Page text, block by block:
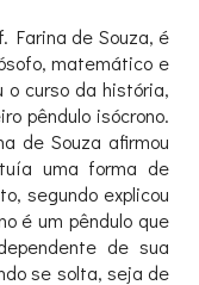
Farina de Souza, é
matemático e
curso da história,
pêndulo isócrono.
de Souza afirmou
uma forma de
segundo explicou
é um pêndulo que
de sua
se solta, seja de